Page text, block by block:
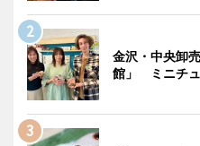
金沢・中央卸
館」 ミニチ